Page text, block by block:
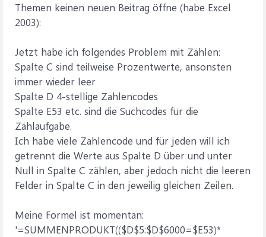
Themen keinen neuen Beitrag öffne (habe Excel
2003):
Jetzt habe ich folgendes Problem mit Zählen:
Spalte C sind teilweise Prozentwerte, ansonsten
immer wieder leer
Spalte D 4-stellige Zahlencodes
Spalte E53 etc. sind die Suchcodes für die
Zählaufgabe.
Ich habe viele Zahlencode und für jeden will ich
getrennt die Werte aus Spalte D über und unter
Null in Spalte C zählen, aber jedoch nicht die leeren
Felder in Spalte C in den jeweilig gleichen Zeilen.
Meine Formel ist momentan:
'=SUMMENPRODUKT(($D$5:$D$6000=$E53)*